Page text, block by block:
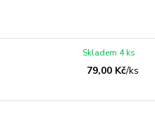
79,00 Kč/ks
Skladem 4 ks